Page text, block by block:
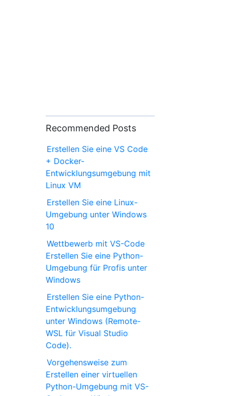
Recommended Posts
Erstellen Sie eine VS Code
+ Docker-
Entwicklungsumgebung mit
Linux VM
Erstellen Sie eine Linux-
Umgebung unter Windows
10
Wettbewerb mit VS-Code
Erstellen Sie eine Python-
Umgebung für Profis unter
Windows
Erstellen Sie eine Python-
Entwicklungsumgebung
unter Windows (Remote-
WSL für Visual Studio
Code).
Vorgehensweise zum
Erstellen einer virtuellen
Python-Umgebung mit VS-